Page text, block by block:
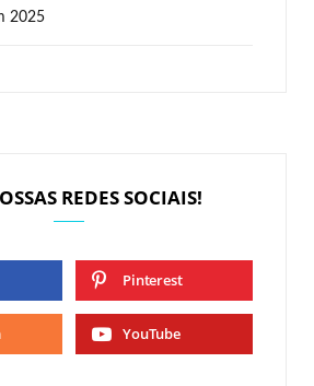
2025
REDES SOCIAIS!
Pinterest
YouTube